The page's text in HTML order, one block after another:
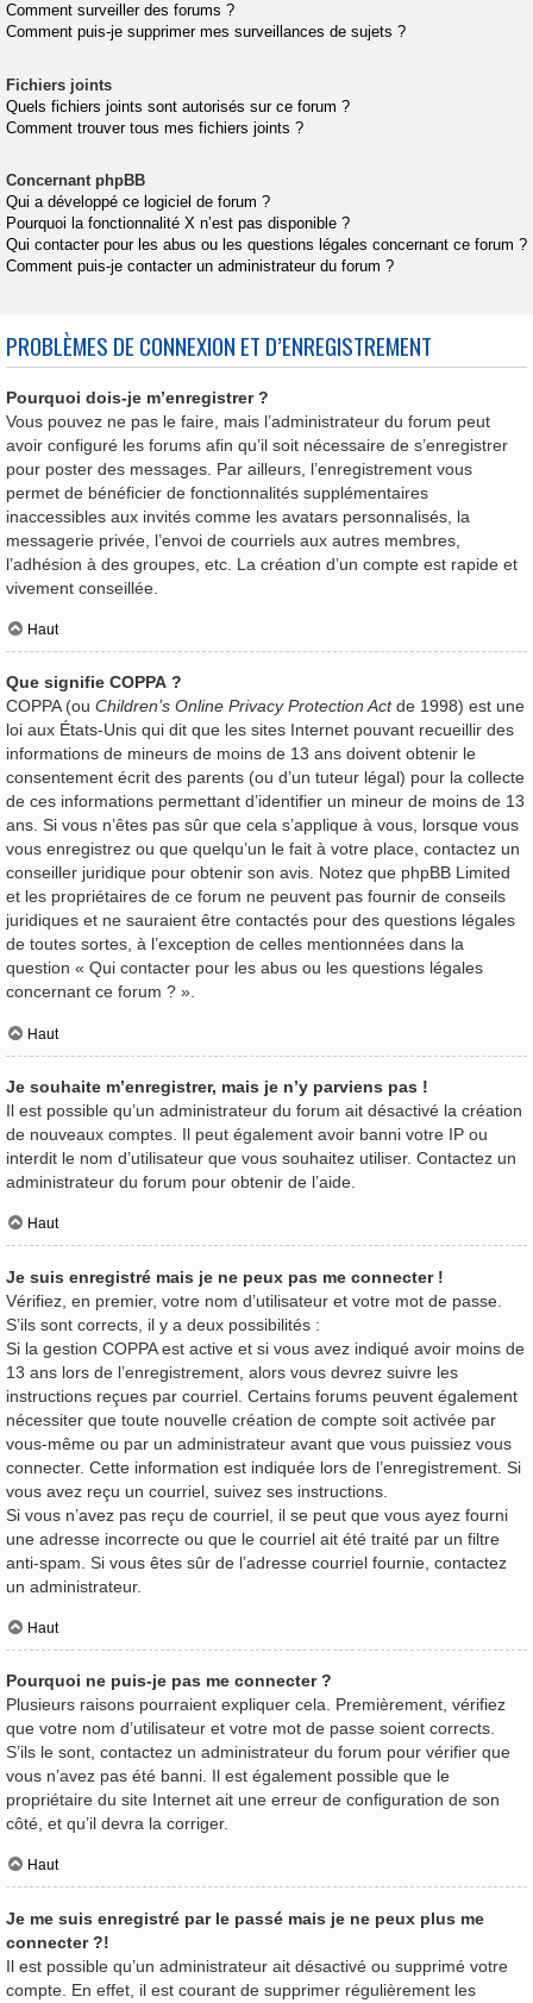
Comment surveiller des forums ?
Comment puis-je supprimer mes surveillances de sujets ?
Fichiers joints
Quels fichiers joints sont autorisés sur ce forum ?
Comment trouver tous mes fichiers joints ?
Concernant phpBB
Qui a développé ce logiciel de forum ?
Pourquoi la fonctionnalité X n’est pas disponible ?
Qui contacter pour les abus ou les questions légales concernant ce forum ?
Comment puis-je contacter un administrateur du forum ?
PROBLÈMES DE CONNEXION ET D’ENREGISTREMENT
Pourquoi dois-je m’enregistrer ?
Vous pouvez ne pas le faire, mais l’administrateur du forum peut
avoir configuré les forums afin qu’il soit nécessaire de s’enregistrer
pour poster des messages. Par ailleurs, l’enregistrement vous
permet de bénéficier de fonctionnalités supplémentaires
inaccessibles aux invités comme les avatars personnalisés, la
messagerie privée, l’envoi de courriels aux autres membres,
l’adhésion à des groupes, etc. La création d’un compte est rapide et
vivement conseillée.
Haut
Que signifie COPPA ?
COPPA (ou Children’s Online Privacy Protection Actde 1998) est une
loi aux États-Unis qui dit que les sites Internet pouvant recueillir des
informations de mineurs de moins de 13 ans doivent obtenir le
consentement écrit des parents (ou d’un tuteur légal) pour la collecte
de ces informations permettant d’identifier un mineur de moins de 13
ans. Si vous n’êtes pas sûr que cela s’applique à vous, lorsque vous
vous enregistrez ou que quelqu’un le fait à votre place, contactez un
conseiller juridique pour obtenir son avis. Notez que phpBB Limited
et les propriétaires de ce forum ne peuvent pas fournir de conseils
juridiques et ne sauraient être contactés pour des questions légales
de toutes sortes, à l’exception de celles mentionnées dans la
question « Qui contacter pour les abus ou les questions légales
concernant ce forum ? ».
Haut
Je souhaite m’enregistrer, mais je n’y parviens pas !
Il est possible qu’un administrateur du forum ait désactivé la création
de nouveaux comptes. Il peut également avoir banni votre IP ou
interdit le nom d’utilisateur que vous souhaitez utiliser. Contactez un
administrateur du forum pour obtenir de l’aide.
Haut
Je suis enregistré mais je ne peux pas me connecter !
Vérifiez, en premier, votre nom d’utilisateur et votre mot de passe.
S’ils sont corrects, il y a deux possibilités :
Si la gestion COPPA est active et si vous avez indiqué avoir moins de
13 ans lors de l’enregistrement, alors vous devrez suivre les
instructions reçues par courriel. Certains forums peuvent également
nécessiter que toute nouvelle création de compte soit activée par
vous-même ou par un administrateur avant que vous puissiez vous
connecter. Cette information est indiquée lors de l’enregistrement. Si
vous avez reçu un courriel, suivez ses instructions.
Si vous n’avez pas reçu de courriel, il se peut que vous ayez fourni
une adresse incorrecte ou que le courriel ait été traité par un filtre
anti-spam. Si vous êtes sûr de l’adresse courriel fournie, contactez
un administrateur.
Haut
Pourquoi ne puis-je pas me connecter ?
Plusieurs raisons pourraient expliquer cela. Premièrement, vérifiez
que votre nom d’utilisateur et votre mot de passe soient corrects.
S’ils le sont, contactez un administrateur du forum pour vérifier que
vous n’avez pas été banni. Il est également possible que le
propriétaire du site Internet ait une erreur de configuration de son
côté, et qu’il devra la corriger.
Haut
Je me suis enregistré par le passé mais je ne peux plus me
connecter ?!
Il est possible qu’un administrateur ait désactivé ou supprimé votre
compte. En effet, il est courant de supprimer régulièrement les